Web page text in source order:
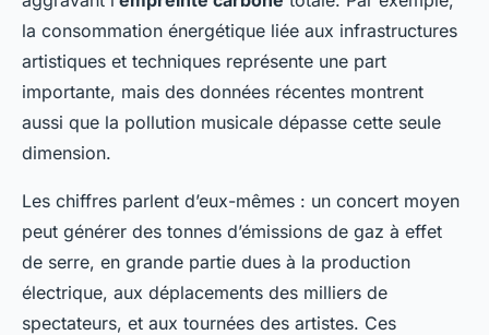
la consommation énergétique liée aux infrastructures
artistiques et techniques représente une part
importante, mais des données récentes montrent
aussi que la pollution musicale dépasse cette seule
dimension.
Les chiffres parlent d’eux-mêmes : un concert moyen
peut générer des tonnes d’émissions de gaz à effet
de serre, en grande partie dues à la production
électrique, aux déplacements des milliers de
spectateurs, et aux tournées des artistes. Ces